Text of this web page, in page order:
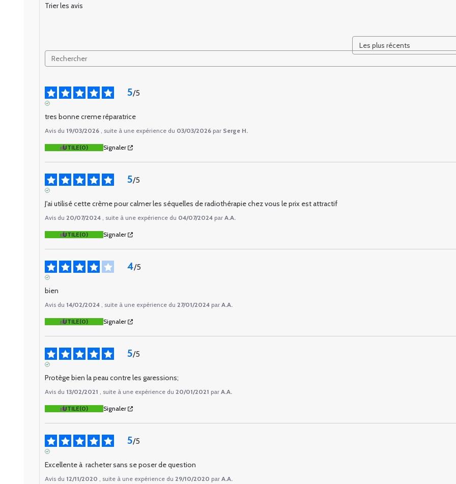
Trier les avis
5/5
tres bonne creme réparatrice
Avis du 19/03/2026 , suite à une expérience du 03/03/2026 par Serge H.
UTILE(0) Signaler
5/5
J'ai utilisé cette crème pour calmer les séquelles de radiothérapie chez vous le prix est attractif
Avis du 20/07/2024 , suite à une expérience du 04/07/2024 par A.A.
UTILE(0) Signaler
4/5
bien
Avis du 14/02/2024 , suite à une expérience du 27/01/2024 par A.A.
UTILE(0) Signaler
5/5
Protège bien la peau contre les garessions;
Avis du 13/02/2021 , suite à une expérience du 20/01/2021 par A.A.
UTILE(0) Signaler
5/5
Excellente à  racheter sans se poser de question
Avis du 12/11/2020 , suite à une expérience du 29/10/2020 par A.A.